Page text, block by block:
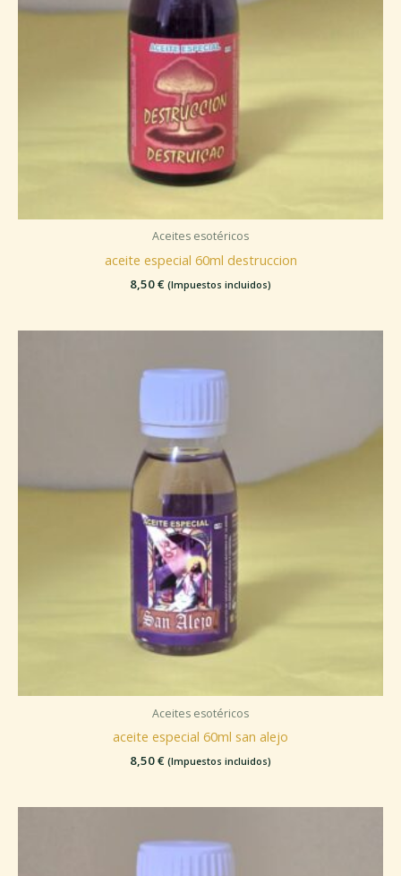
Aceites esotéricos
aceite especial 60ml destruccion
8,50€ (Impuestos incluidos)
Aceites esotéricos
aceite especial 60ml san alejo
8,50€ (Impuestos incluidos)